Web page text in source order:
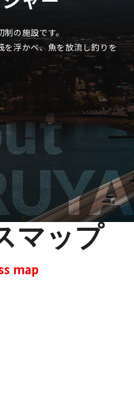
の施設です。
を浮かべ、魚を放流し釣りを
マップ
map